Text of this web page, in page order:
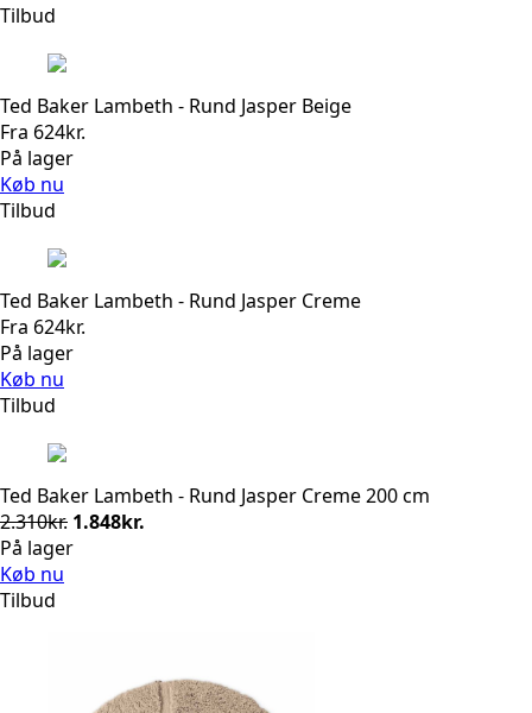
Tilbud
Ted Baker Lambeth - Rund Jasper Beige
Fra 624kr.
På lager
Køb nu
Tilbud
Ted Baker Lambeth - Rund Jasper Creme
Fra 624kr.
På lager
Køb nu
Tilbud
Ted Baker Lambeth - Rund Jasper Creme 200 cm
2.310kr. Den
oprindelige
1.848kr.
På lager
Køb nu
Tilbud